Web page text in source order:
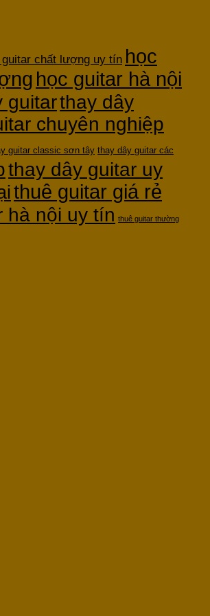
guitar chất lượng uy tín học
học guitar hà nội
guitarthay dây
chuyên nghiệp
guitar classic sơn tây thay dây guitar các
thay dây guitar uy
thuê guitar giá rẻ
hà nội uy tín thuê guitar thường